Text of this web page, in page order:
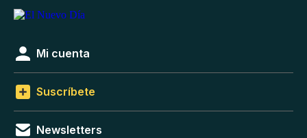
Mi cuenta
Suscríbete
Newsletters